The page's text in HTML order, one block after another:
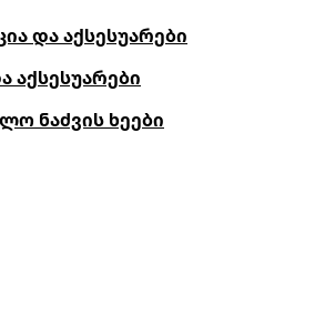
და აქსესუარები
აქსესუარები
ნაძვის ხეები